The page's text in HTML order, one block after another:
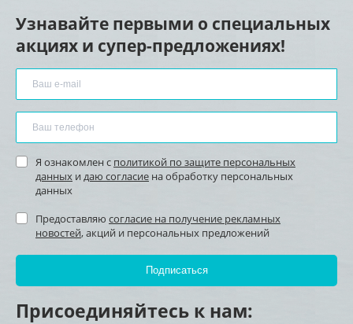
Узнавайте первыми о специальных
акциях и супер-предложениях!
Я ознакомлен с политикой по защите персональных
данных и даю согласие на обработку персональных
данных
Предоставляю согласие на получение рекламных
новостей, акций и персональных предложений
Присоединяйтесь к нам: